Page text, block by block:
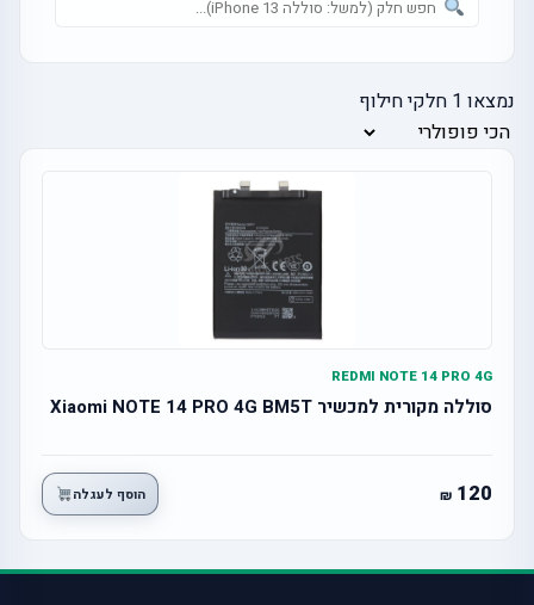
נמצאו 1 חלקי חילוף
REDMI NOTE 14 PRO 4G
סוללה מקורית למכשיר Xiaomi NOTE 14 PRO 4G BM5T
120 הוסף לעגלה